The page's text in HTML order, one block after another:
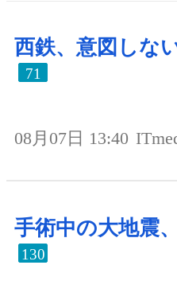
西鉄、意図しな
71
08月07日 13:40
手術中の大地震
130